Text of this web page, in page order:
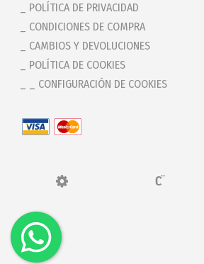
POLÍTICA DE PRIVACIDAD
CONDICIONES DE COMPRA
CAMBIOS Y DEVOLUCIONES
POLÍTICA DE COOKIES
_ CONFIGURACIÓN DE COOKIES